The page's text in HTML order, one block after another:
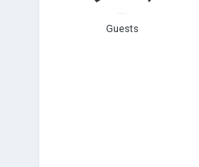
Guests